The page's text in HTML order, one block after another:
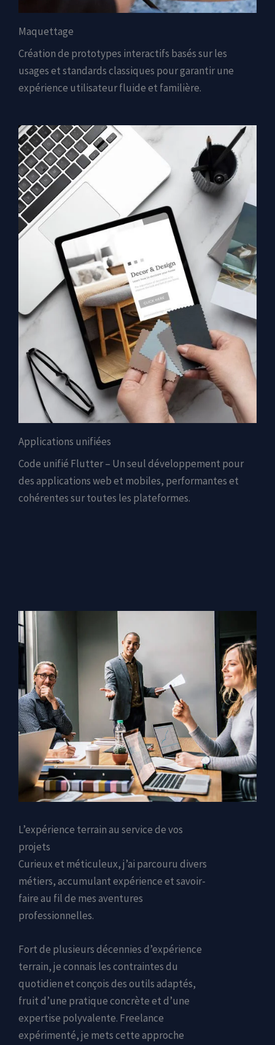
Maquettage
Création de prototypes interactifs basés sur les
usages et standards classiques pour garantir une
expérience utilisateur fluide et familière.
Applications unifiées
Code unifié Flutter – Un seul développement pour
des applications web et mobiles, performantes et
cohérentes sur toutes les plateformes.
L’expérience terrain au service de vos
projets
Curieux et méticuleux, j’ai parcouru divers
métiers, accumulant expérience et savoir-
faire au fil de mes aventures
professionnelles.
Fort de plusieurs décennies d’expérience
terrain, je connais les contraintes du
quotidien et conçois des outils adaptés,
fruit d’une pratique concrète et d’une
expertise polyvalente. Freelance
expérimenté, je mets cette approche